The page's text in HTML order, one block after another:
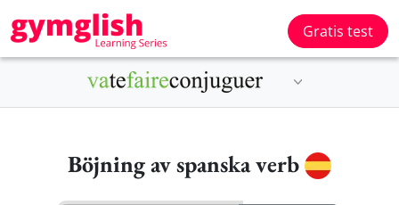
Gratis test
Böjning av spanska verb